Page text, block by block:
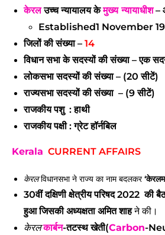
केरलउच्च न्यायालय केमुख्य न्यायाधीश–
Established1 November
जिलों की संख्या – 14
विधान सभा के सदस्यों की संख्या –एक
लोकसभा सदस्यों की संख्या – (20 सीटें)
राज्यसभा सदस्यों की संख्या – (9 सीटें)
राजकीय पशु : हाथी
राजकीयपक्षी : ग्रेट हॉर्नबिल
Kerala CURRENT AFFAIRS
केरलविधानसभा ने राज्य का नाम बदलकर
30वीं दक्षिणी क्षेत्रीय परिषद 2022
हुआ जिसकीअध्यक्षता अमित शाहने की।
केरल कार्बन-तटस्थ खेती(Carbon-